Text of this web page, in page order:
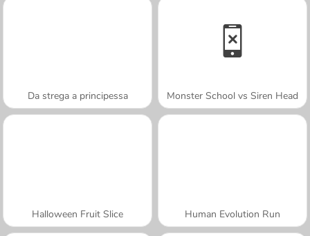
Da strega a principessa Monster School vs Siren Head
Halloween Fruit Slice Human Evolution Run